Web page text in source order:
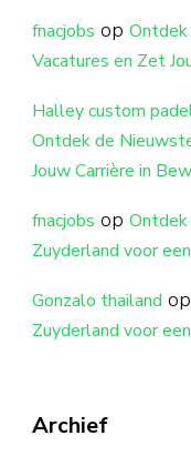
fnacjobs op
Vacatures en Zet
Halley custom
Ontdek de
Jouw Carrière in
fnacjobs op
Zuyderland voor
Gonzalo thailand op
Zuyderland voor
Archief